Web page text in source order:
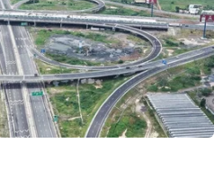
Nhất/TTXVN)